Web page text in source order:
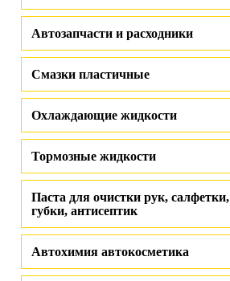
Автозапчасти и расходники
Смазки пластичные
Охлаждающие жидкости
Тормозные жидкости
Паста для очистки рук, салфетки,
губки, антисептик
Автохимия автокосметика